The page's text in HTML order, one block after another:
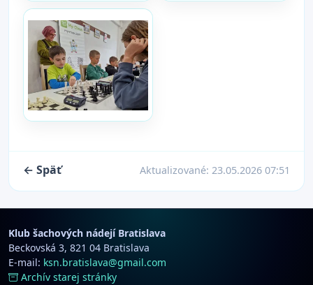
← Späť Aktualizované: 23.05.2026 07:51
Klub šachových nádejí Bratislava
Beckovská 3, 821 04 Bratislava
E-mail: ksn.bratislava@gmail.com
Archív starej stránky